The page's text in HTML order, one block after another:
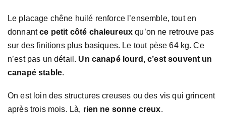
Le placage chêne huilé renforce l’ensemble, tout en
donnantce petit côté chaleureux qu’on ne retrouve pas
sur des finitions plus basiques. Le tout pèse 64 kg. Ce
n’est pas un détail. Un canapé lourd, c’est souvent un
canapé stable.
On est loin des structures creuses ou des vis qui grincent
après trois mois. Là, rien ne sonne creux.